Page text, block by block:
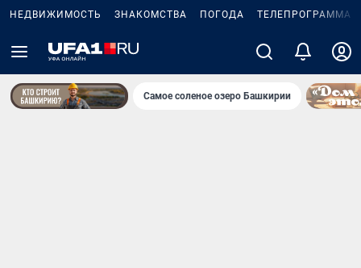
НЕДВИЖИМОСТЬ ЗНАКОМСТВА ПОГОДА ТЕЛЕПРОГРАММА
Самое соленое озеро Башкирии